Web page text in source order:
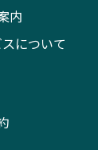
内
について